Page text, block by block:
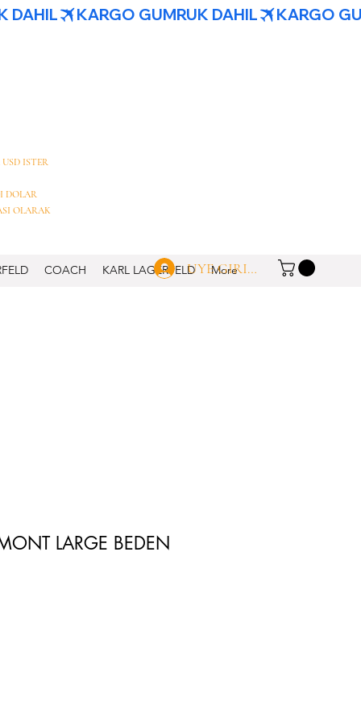
ISTER
DOLAR
OLARAK
COACH KARL LAGERFELD More
UYE GIRISI
LARGE BEDEN